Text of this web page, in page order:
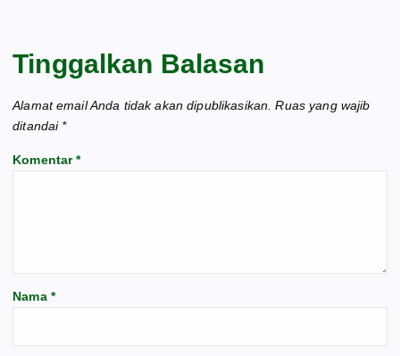
Tinggalkan Balasan
Alamat email Anda tidak akan dipublikasikan. Ruas yang wajib
ditandai *
Komentar*
Nama *